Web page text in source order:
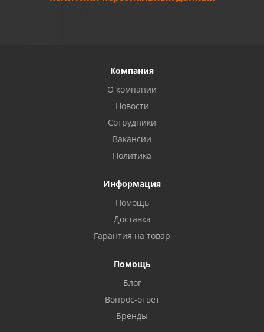
Компания
О компании
Новости
Сотрудники
Вакансии
Политика
Информация
Помощь
Доставка
Гарантия на товар
Помощь
Блог
Вопрос-ответ
Бренды